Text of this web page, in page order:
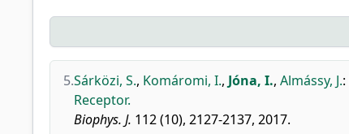
5.Sárközi, S., Komáromi, I., Jóna, I., Almássy, J.:
Receptor.
Biophys. J. 112 (10), 2127-2137, 2017.